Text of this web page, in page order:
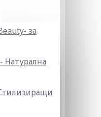
за
Натурална